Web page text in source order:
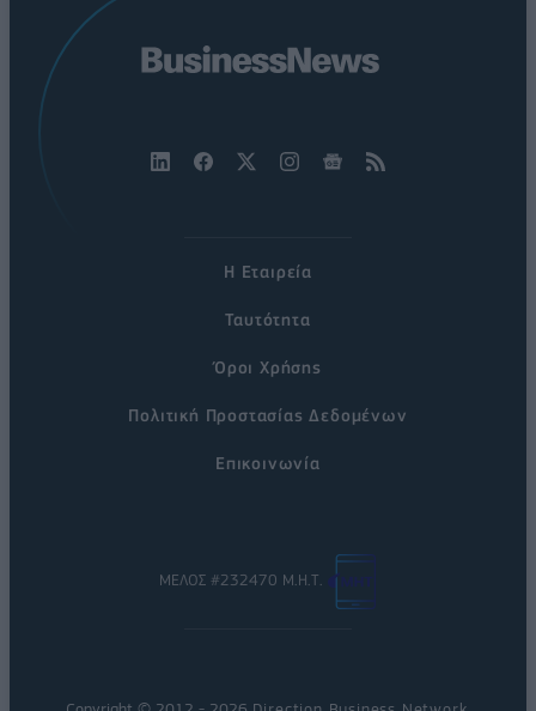
Η Εταιρεία
Ταυτότητα
Όροι Χρήσης
Πολιτική Προστασίας Δεδομένων
Επικοινωνία
ΜΕΛΟΣ #232470 Μ.Η.Τ.